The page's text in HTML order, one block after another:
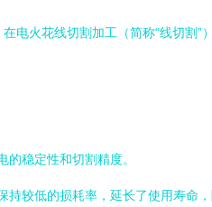
火花线切割加工（简称“线切割”
稳定性和切割精度。
较低的损耗率，延长了使用寿命，